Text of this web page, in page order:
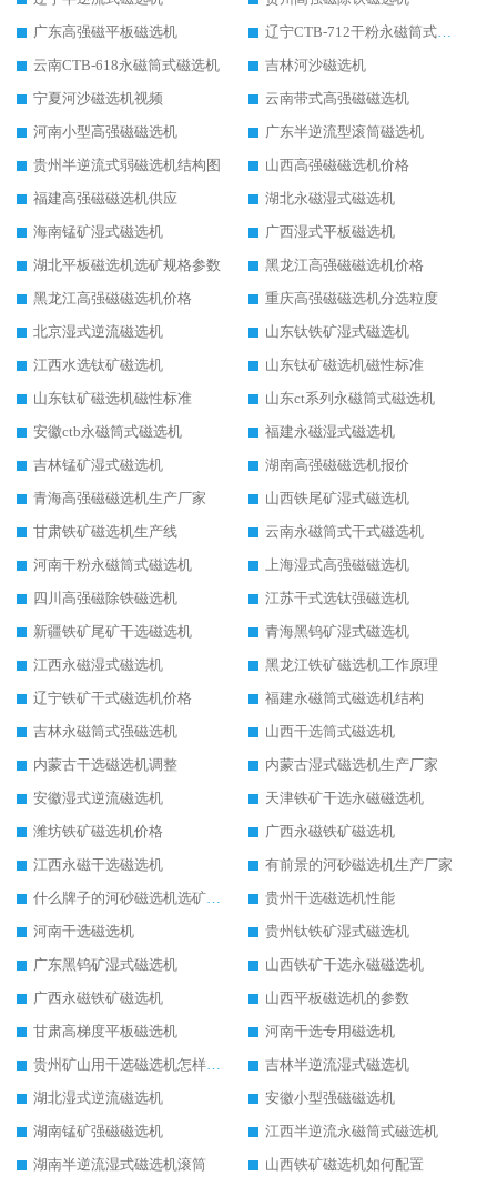
广东高强磁平板磁选机
辽宁CTB-712干粉永磁筒式磁选机
云南CTB-618永磁筒式磁选机
吉林河沙磁选机
宁夏河沙磁选机视频
云南带式高强磁磁选机
河南小型高强磁磁选机
广东半逆流型滚筒磁选机
贵州半逆流式弱磁选机结构图
山西高强磁磁选机价格
福建高强磁磁选机供应
湖北永磁湿式磁选机
海南锰矿湿式磁选机
广西湿式平板磁选机
湖北平板磁选机选矿规格参数
黑龙江高强磁磁选机价格
黑龙江高强磁磁选机价格
重庆高强磁磁选机分选粒度
北京湿式逆流磁选机
山东钛铁矿湿式磁选机
江西水选钛矿磁选机
山东钛矿磁选机磁性标准
山东钛矿磁选机磁性标准
山东ct系列永磁筒式磁选机
安徽ctb永磁筒式磁选机
福建永磁湿式磁选机
吉林锰矿湿式磁选机
湖南高强磁磁选机报价
青海高强磁磁选机生产厂家
山西铁尾矿湿式磁选机
甘肃铁矿磁选机生产线
云南永磁筒式干式磁选机
河南干粉永磁筒式磁选机
上海湿式高强磁磁选机
四川高强磁除铁磁选机
江苏干式选钛强磁选机
新疆铁矿尾矿干选磁选机
青海黑钨矿湿式磁选机
江西永磁湿式磁选机
黑龙江铁矿磁选机工作原理
辽宁铁矿干式磁选机价格
福建永磁筒式磁选机结构
吉林永磁筒式强磁选机
山西干选筒式磁选机
内蒙古干选磁选机调整
内蒙古湿式磁选机生产厂家
安徽湿式逆流磁选机
天津铁矿干选永磁磁选机
潍坊铁矿磁选机价格
广西永磁铁矿磁选机
江西永磁干选磁选机
有前景的河砂磁选机生产厂家
什么牌子的河砂磁选机选矿效果好
贵州干选磁选机性能
河南干选磁选机
贵州钛铁矿湿式磁选机
广东黑钨矿湿式磁选机
山西铁矿干选永磁磁选机
广西永磁铁矿磁选机
山西平板磁选机的参数
甘肃高梯度平板磁选机
河南干选专用磁选机
贵州矿山用干选磁选机怎样调磁
吉林半逆流湿式磁选机
湖北湿式逆流磁选机
安徽小型强磁磁选机
湖南锰矿强磁磁选机
江西半逆流永磁筒式磁选机
湖南半逆流湿式磁选机滚筒
山西铁矿磁选机如何配置